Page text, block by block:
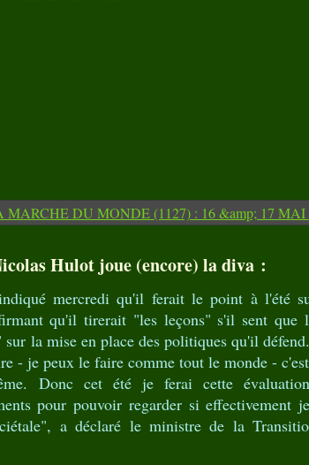
Hulot joue (encore) la diva :
mercredi qu'il ferait le point à l'été
qu'il tirerait "les leçons" s'il sent que
sur la mise en place des politiques qu'il
- je peux le faire comme tout le monde -
Donc cet été je ferai cette
pour pouvoir regarder si effectivement
a déclaré le ministre de la